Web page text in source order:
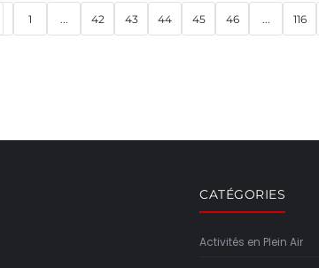
1 ... 42 43 44 45 46 ... 116
CATÉGORIES
Activités en Plein Air